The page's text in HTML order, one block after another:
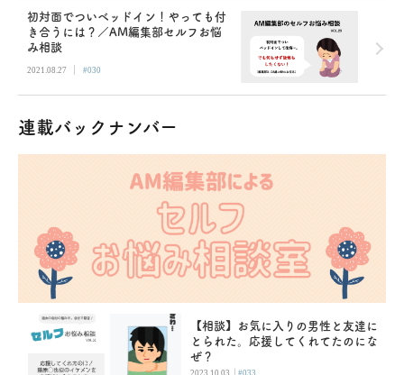
初対面でついベッドイン！やっても付
き合うには？／AM編集部セルフお悩
み相談
2021.08.27 | #030
連載バックナンバー
【相談】お気に入りの男性と友達に
とられた。応援してくれてたのにな
ぜ？